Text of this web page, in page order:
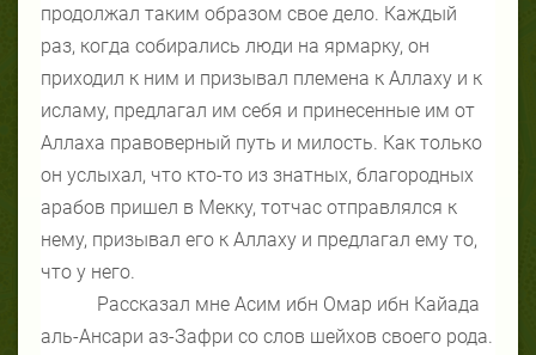
продолжал таким образом свое дело. Каждый
раз, когда собирались люди на ярмарку, он
приходил к ним и призывал племена к Аллаху и к
исламу, предлагал им себя и принесенные им от
Аллаха правоверный путь и милость. Как только
он услыхал, что кто-то из знатных, благородных
арабов пришел в Мекку, тотчас отправлялся к
нему, призывал его к Аллаху и предлагал ему то,
что у него.
Рассказал мне Асим ибн Омар ибн Кайада
аль-Ансари аз-Зафри со слов шейхов своего рода.